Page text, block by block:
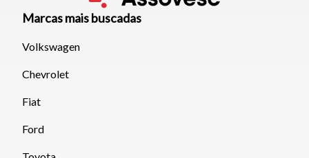
Marcas mais buscadas
Volkswagen
Chevrolet
Fiat
Ford